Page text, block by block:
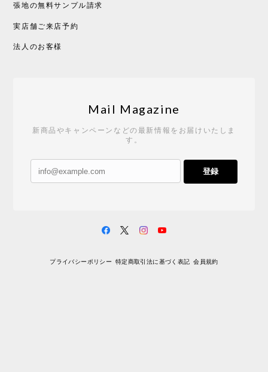
張地の無料サンプル請求
実店舗ご来店予約
法人のお客様
Mail Magazine
新商品やキャンペーンなどの最新情報をお届けいたしま
す。
登録
プライバシーポリシー 特定商取引法に基づく表記 会員規約